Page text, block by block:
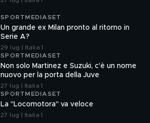
SPORTMEDIASET
Un grande ex Milan pronto al ritorno in
Serie A?
29 lug | Italia 1
SPORTMEDIASET
Non solo Martinez e Suzuki, c'è un nome
nuovo per la porta della Juve
27 lug | Italia 1
SPORTMEDIASET
La "Locomotora" va veloce
27 lug | Italia 1